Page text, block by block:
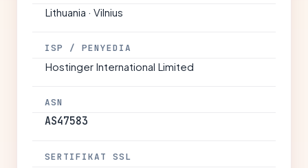
Lithuania · Vilnius
ISP / PENYEDIA
Hostinger International Limited
ASN
AS47583
SERTIFIKAT SSL